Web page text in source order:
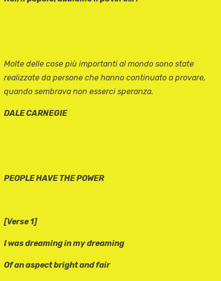
Molte delle cose più importanti al mondo sono state
realizzate da persone che hanno continuato a provare,
quando sembrava non esserci speranza.
DALE CARNEGIE
PEOPLE HAVE THE POWER
[Verse 1]
I was dreaming in my dreaming
Of an aspect bright and fair